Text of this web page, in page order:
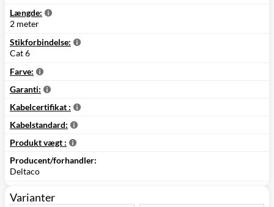
Længde:
2 meter
Stikforbindelse:
Cat 6
Farve:
Garanti:
Kabelcertifikat :
Kabelstandard:
Produkt vægt :
Producent/forhandler:
Deltaco
Varianter